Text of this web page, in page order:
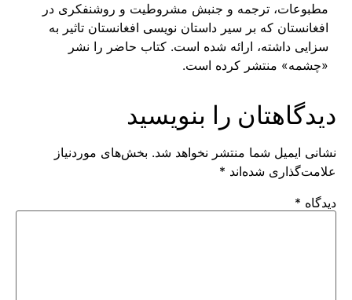
مطبوعات، ترجمه و جنبش مشروطیت و روشنفکری در
افغانستان که بر سیر داستان نویسی افغانستان تاثیر به
سزایی داشته، ارائه شده است. کتاب حاضر را نشر
«چشمه» منتشر کرده است.
دیدگاهتان را بنویسید
نشانی ایمیل شما منتشر نخواهد شد. بخش‌های موردنیاز
علامت‌گذاری شده‌اند *
دیدگاه *